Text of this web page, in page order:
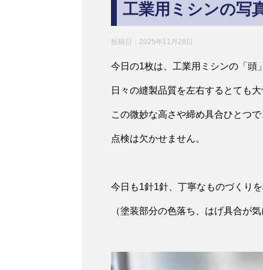
工業用ミシンの写
投稿日： 2025年11月28日
今日の1枚は、工業用ミシンの「頭
日々の縫製品質を左右するとても
この微妙な高さや締め具合ひとつ
点検は欠かせません。
今日も1針1針、丁寧なものづくり
（塗装部分の色落ち、はげ具合が